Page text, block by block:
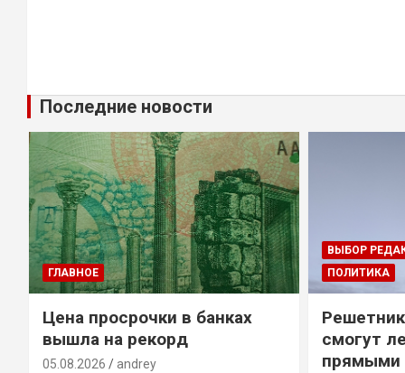
Последние новости
ГЛАВНОЕ
Цена просрочки в банках
вышла на рекорд
05.08.2026 andrey
ВЫБОР
ПОЛИТИКА
смогут
прямыми